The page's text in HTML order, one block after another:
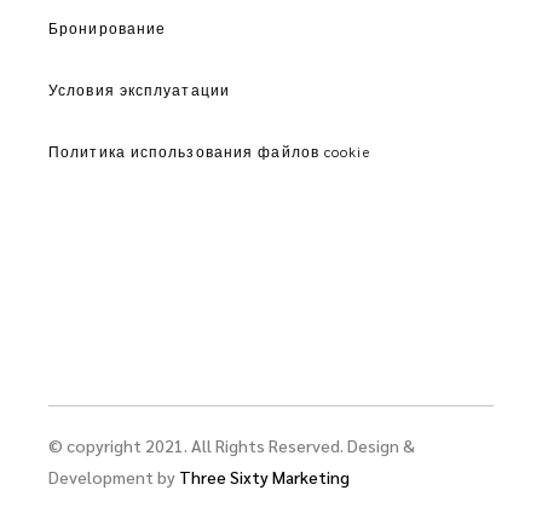
Бронирование
Условия эксплуатации
Политика использования файлов cookie
© copyright 2021. All Rights Reserved. Design &
Development by Three Sixty Marketing